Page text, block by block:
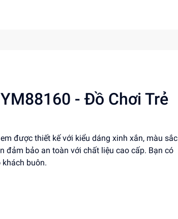
- Đồ Chơi Trẻ
được thiết kế với kiểu dáng xinh xắn, màu sắc
đảm bảo an toàn với chất liệu cao cấp. Bạn có
buôn.